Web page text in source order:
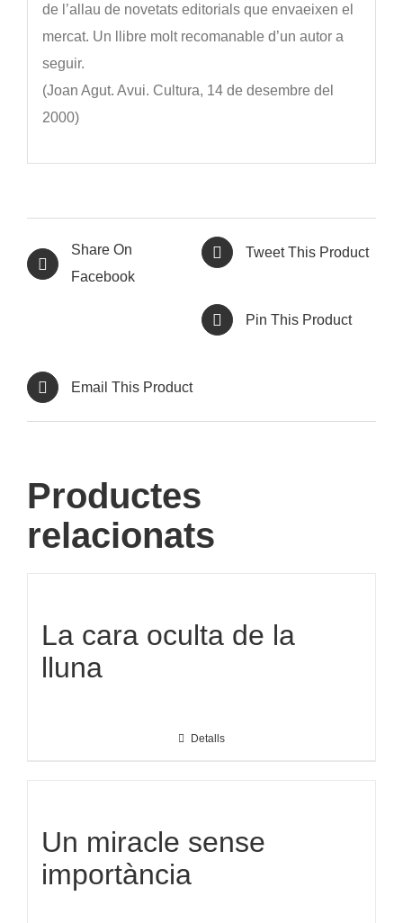
de l’allau de novetats editorials que envaeixen el
mercat. Un llibre molt recomanable d’un autor a
seguir.
(Joan Agut. Avui. Cultura, 14 de desembre del
2000)
Share On
Facebook
Tweet This Product
Pin This Product
Email This Product
Productes
relacionats
La cara oculta de la
lluna
Detalls
Un miracle sense
importància